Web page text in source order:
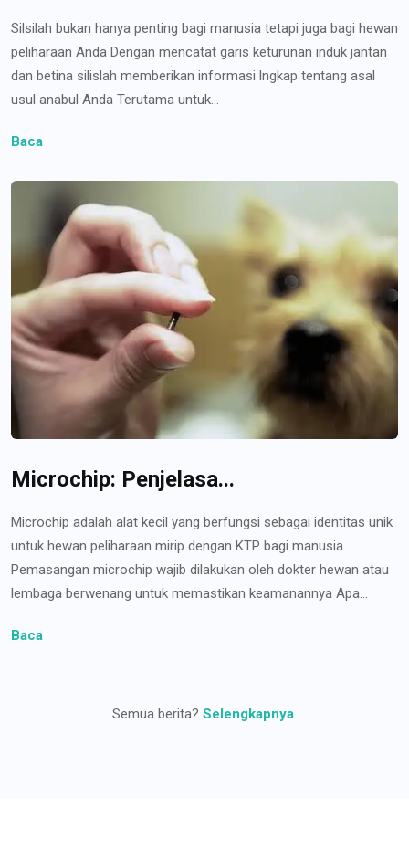
Silsilah bukan hanya penting bagi manusia tetapi juga bagi hewan
peliharaan Anda Dengan mencatat garis keturunan induk jantan
dan betina silislah memberikan informasi lngkap tentang asal
usul anabul Anda Terutama untuk...
Baca
Microchip: Penjelasa...
Microchip adalah alat kecil yang berfungsi sebagai identitas unik
untuk hewan peliharaan mirip dengan KTP bagi manusia
Pemasangan microchip wajib dilakukan oleh dokter hewan atau
lembaga berwenang untuk memastikan keamanannya Apa...
Baca
Semua berita? Selengkapnya.